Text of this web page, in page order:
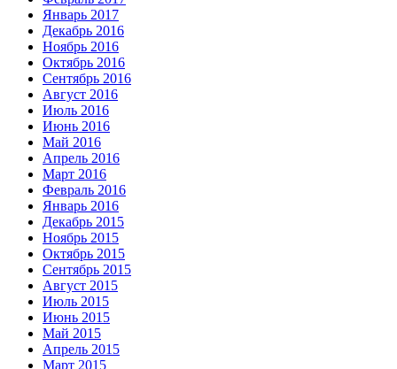
Январь 2017
Декабрь 2016
Ноябрь 2016
Октябрь 2016
Сентябрь 2016
Август 2016
Июль 2016
Июнь 2016
Май 2016
Апрель 2016
Март 2016
Февраль 2016
Январь 2016
Декабрь 2015
Ноябрь 2015
Октябрь 2015
Сентябрь 2015
Август 2015
Июль 2015
Июнь 2015
Май 2015
Апрель 2015
Март 2015